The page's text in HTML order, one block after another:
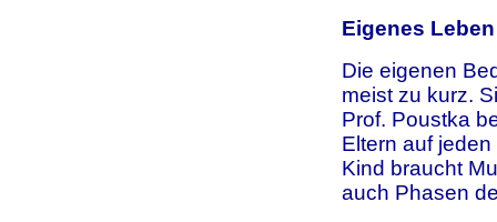
Eigenes
Die eigenen
meist zu kurz.
Prof. Poustka
Eltern auf
Kind braucht
auch Phasen